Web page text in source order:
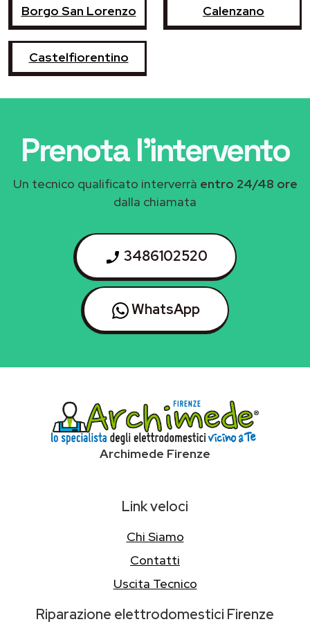
Borgo San Lorenzo Calenzano
Castelfiorentino
Prenota l'intervento
Un tecnico qualificato interverrà entro 24/48 ore
dalla chiamata
3486102520
WhatsApp
Archimede Firenze
Link veloci
Chi Siamo
Contatti
Uscita Tecnico
Riparazione elettrodomestici Firenze